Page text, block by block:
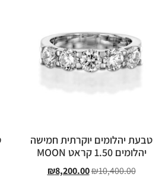
טבעת יהלומים יוקרתית חמישה
יהלומים 1.50 קראט MOON
₪10,400.00
₪8,200.00